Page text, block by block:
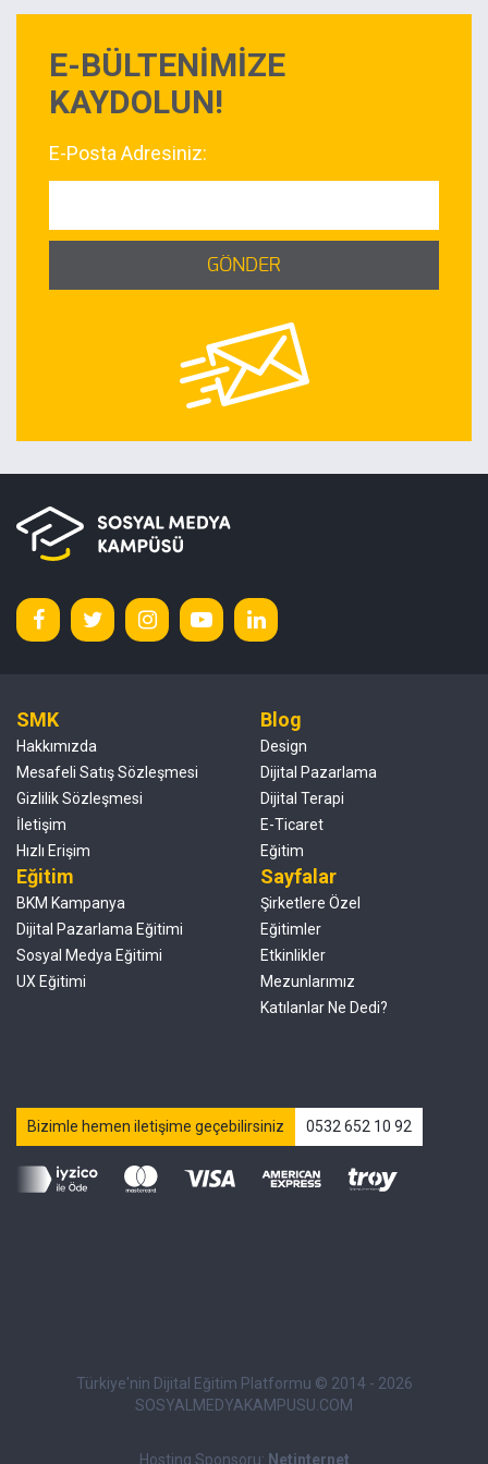
E-BÜLTENİMİZE
KAYDOLUN!
E-Posta Adresiniz:
GÖNDER
SMK
Hakkımızda
Mesafeli Satış Sözleşmesi
Gizlilik Sözleşmesi
İletişim
Hızlı Erişim
Blog
Design
Dijital Pazarlama
Dijital Terapi
E-Ticaret
Eğitim
Eğitim
BKM Kampanya
Dijital Pazarlama Eğitimi
Sosyal Medya Eğitimi
UX Eğitimi
Sayfalar
Şirketlere Özel
Eğitimler
Etkinlikler
Mezunlarımız
Katılanlar Ne Dedi?
Bizimle hemen iletişime geçebilirsiniz 0532 652 10 92
Türkiye'nin Dijital Eğitim Platformu © 2014 - 2026
SOSYALMEDYAKAMPUSU.COM
Hosting Sponsoru: Netinternet